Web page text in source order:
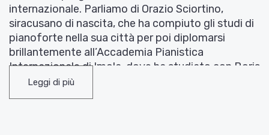
internazionale. Parliamo di Orazio Sciortino,
siracusano di nascita, che ha compiuto gli studi di
pianoforte nella sua città per poi diplomarsi
brillantemente all’Accademia Pianistica
Internazionale di Imola, dove ha studiato con Boris
Petrushansky, Michel Dalberto e Louis Lortie. Ha
inoltre compiuto gli studi di composizione sotto la
Leggi di più